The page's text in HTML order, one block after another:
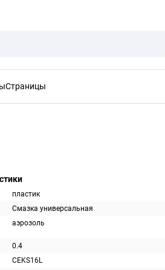
Страницы
пластик
Смазка универсальная
аэрозоль
0.4
CEKS16L